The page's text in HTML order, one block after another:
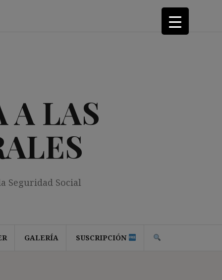
A LAS
Seguridad Social
GALERÍA SUSCRIPCIÓN